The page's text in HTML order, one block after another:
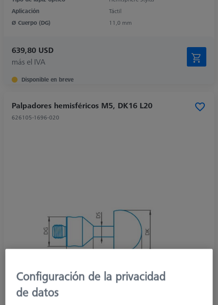
Aplicación
Táctil
Ø Cuerpo (DG)
11,0 mm
639,80 USD
más el IVA
Disponible en breve
Palpadores hemisféricos M5, DK16 L20
626105-1696-020
Configuración de la privacidad
de datos